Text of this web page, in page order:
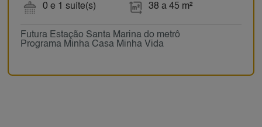
0 e 1 suíte(s) 38 a 45 m²
Futura Estação Santa Marina do metrô
Programa Minha Casa Minha Vida